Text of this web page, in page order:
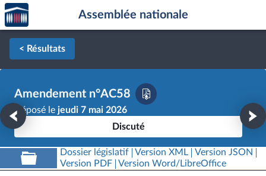
Aller au contenu
Aller en bas de la page
Accèder
à la
page
d'accueil
Assemblée nationale
< Résultats
Amendement n°AC58
Déposé le jeudi 7 mai 2026
Discuté
Dossier législatif Version XML
Version JSON
Version PDF
Version Word/LibreOffice